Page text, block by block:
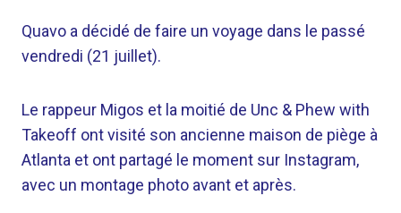
Quavo a décidé de faire un voyage dans le passé
vendredi (21 juillet).
Le rappeur Migos et la moitié de Unc & Phew with
Takeoff ont visité son ancienne maison de piège à
Atlanta et ont partagé le moment sur Instagram,
avec un montage photo avant et après.